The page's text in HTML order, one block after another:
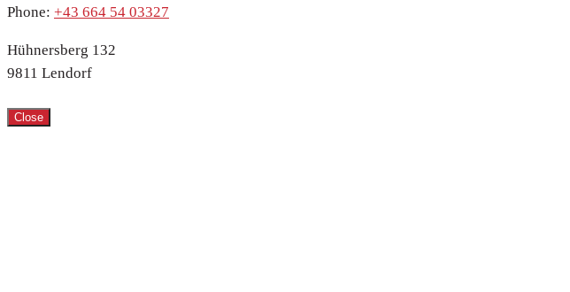
Phone: +43 664 54 03327
Hühnersberg 132
9811 Lendorf
Close